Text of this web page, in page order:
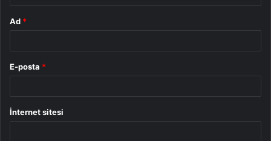
Ad *
E-posta *
İnternet sitesi